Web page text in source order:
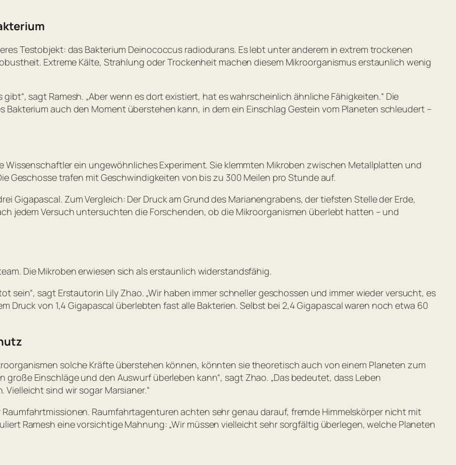
Testobjekt: das Bakterium Deinococcus radiodurans. Es lebt unter anderem in extrem trockenen
Extreme Kälte, Strahlung oder Trockenheit machen diesem Mikroorganismus erstaunlich wenig
gibt“, sagt Ramesh. „Aber wenn es dort existiert, hat es wahrscheinlich ähnliche Fähigkeiten.“ Die
auch den Moment überstehen kann, in dem ein Einschlag Gestein vom Planeten schleudert –
ein ungewöhnliches Experiment. Sie klemmten Mikroben zwischen Metallplatten und
Geschosse trafen mit Geschwindigkeiten von bis zu 300 Meilen pro Stunde auf.
Gigapascal. Zum Vergleich: Der Druck am Grund des Marianengrabens, der tiefsten Stelle der Erde,
jedem Versuch untersuchten die Forschenden, ob die Mikroorganismen überlebt hatten – und
Die Mikroben erwiesen sich als erstaunlich widerstandsfähig.
sein“, sagt Erstautorin Lily Zhao. „Wir haben immer schneller geschossen und immer wieder versucht, es
Druck von 1,4 Gigapascal überlebten fast alle Bakterien. Selbst bei 2,4 Gigapascal waren noch etwa 60
solche Kräfte überstehen können, könnten sie theoretisch auch von einem Planeten zum
große Einschläge und den Auswurf überleben kann“, sagt Zhao. „Das bedeutet, dass Leben
sind wir sogar Marsianer.“
Raumfahrtagenturen achten sehr genau darauf, fremde Himmelskörper nicht mit
Ramesh eine vorsichtige Mahnung: „Wir müssen vielleicht sehr sorgfältig überlegen, welche Planeten